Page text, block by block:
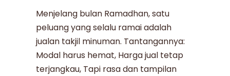
Menjelang bulan Ramadhan, satu
peluang yang selalu ramai adalah
jualan takjil minuman. Tantangannya:
Modal harus hemat, Harga jual tetap
terjangkau, Tapi rasa dan tampilan